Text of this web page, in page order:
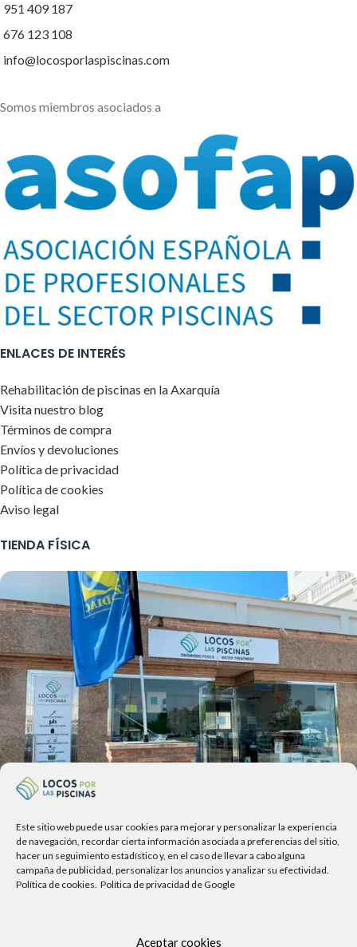
Este sitio web puede usar cookies para mejorar y personalizar la experiencia
de navegación, recordar cierta información asociada a preferencias del sitio,
hacer un seguimiento estadístico y, en el caso de llevar a cabo alguna
campaña de publicidad, personalizar los anuncios y analizar su efectividad.
Política de cookies. Política de privacidad de Google
Aceptar cookies
951 409 187
676 123 108
info@locosporlaspiscinas.com
Somos miembros asociados a
ENLACES DE INTERÉS
Rehabilitación de piscinas en la Axarquía
Visita nuestro blog
Términos de compra
Envíos y devoluciones
Política de privacidad
Política de cookies
Aviso legal
TIENDA FÍSICA
Av. del Sol, 2, local 6,
29740 Torre del Mar, Málaga
Lunes a viernes